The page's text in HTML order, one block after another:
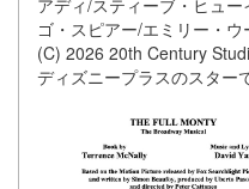
アディ/スティーブ・ヒュ
ゴ・スピアー/エミリー・
(C) 2026 20th Century
ディズニープラスのスター